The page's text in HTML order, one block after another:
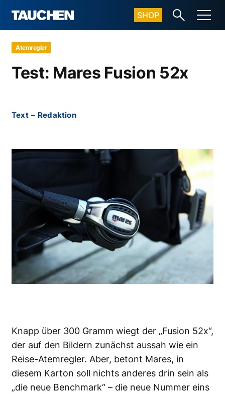
SHOP
Atemregler
Test: Mares Fusion 52x
Text – Redaktion
Knapp über 300 Gramm wiegt der „Fusion 52x“,
der auf den Bildern zunächst aussah wie ein
Reise-Atemregler. Aber, betont Mares, in
diesem Karton soll nichts anderes drin sein als
„die neue Benchmark“ – die neue Nummer eins